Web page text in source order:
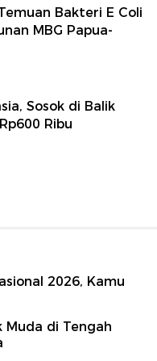
Bakteri E Coli
MBG Papua-
Sosok di Balik
Ribu
2026, Kamu
Muda di Tengah